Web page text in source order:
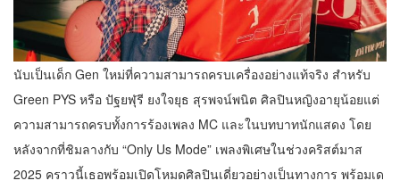
นับเป็นเด็ก Gen ใหม่ที่ความสามารถครบเครื่องอย่างแท้จริง สำหรับ
Green PYS หรือ ปัฐยฬุรี ยงใจยุธ สุรพจน์พนิต ศิลปินหญิงอายุน้อยแต่
ความสามารถครบทั้งการร้องเพลง MC และในบทบาทนักแสดง โดย
หลังจากที่ชิมลางกับ “Only Us Mode” เพลงพิเศษในช่วงคริสต์มาส
2025 คราวนี้เธอพร้อมเปิดโหมดศิลปินเดี่ยวอย่างเป็นทางการ พร้อมเด